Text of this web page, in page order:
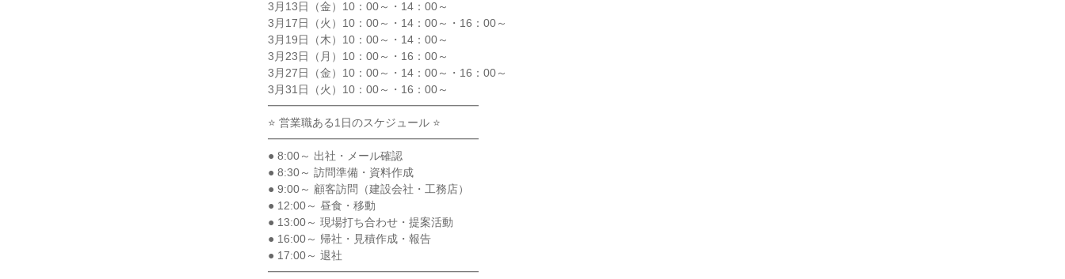
3月13日（金）10：00～・14：00～
3月17日（火）10：00～・14：00～・16：00～
3月19日（木）10：00～・14：00～
3月23日（月）10：00～・16：00～
3月27日（金）10：00～・14：00～・16：00～
3月31日（火）10：00～・16：00～
━━━━━━━━━━━━━━━━━━━
⭐ 営業職ある1日のスケジュール ⭐
━━━━━━━━━━━━━━━━━━━
● 8:00～ 出社・メール確認
● 8:30～ 訪問準備・資料作成
● 9:00～ 顧客訪問（建設会社・工務店）
● 12:00～ 昼食・移動
● 13:00～ 現場打ち合わせ・提案活動
● 16:00～ 帰社・見積作成・報告
● 17:00～ 退社
━━━━━━━━━━━━━━━━━━━